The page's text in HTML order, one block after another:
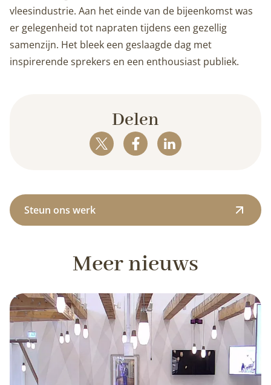
vleesindustrie. Aan het einde van de bijeenkomst was
er gelegenheid tot napraten tijdens een gezellig
samenzijn. Het bleek een geslaagde dag met
inspirerende sprekers en een enthousiast publiek.
Delen
Steun ons werk
Meer nieuws